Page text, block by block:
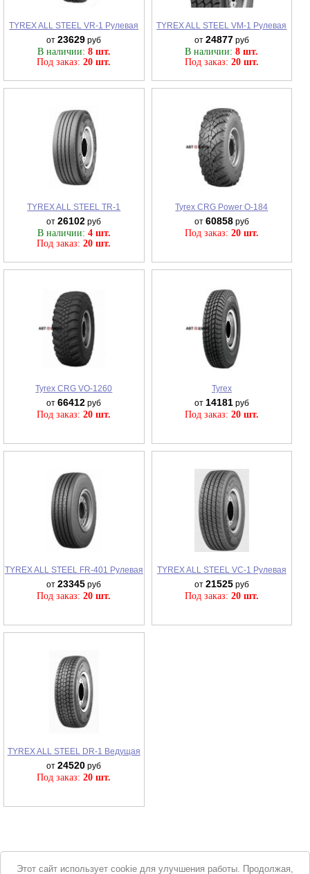
TYREX ALL STEEL VR-1 Рулевая
от23629 руб
В наличии: 8 шт.
Под заказ:20 шт.
TYREX ALL STEEL VM-1 Рулевая
от 24877руб
В наличии:8 шт.
Под заказ: 20 шт.
TYREX ALL STEEL TR-1
от26102 руб
В наличии: 4 шт.
Под заказ:20 шт.
Tyrex CRG Power О-184
от 60858руб
Под заказ: 20 шт.
Tyrex CRG VO-1260
от66412 руб
Под заказ:20 шт.
Tyrex
от 14181руб
Под заказ: 20 шт.
TYREX ALL STEEL FR-401 Рулевая
от23345 руб
Под заказ:20 шт.
TYREX ALL STEEL VC-1 Рулевая
от 21525руб
Под заказ: 20 шт.
TYREX ALL STEEL DR-1 Ведущая
от24520 руб
Под заказ:20 шт.
Уведомление
Этот сайт использует cookie для улучшения работы. Продолжая,